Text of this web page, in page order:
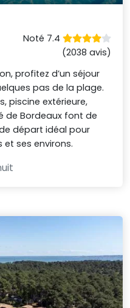
Noté 7.4
(2038 avis)
profitez d’un séjour
pas de la plage.
piscine extérieure,
de Bordeaux font de
départ idéal pour
ses environs.